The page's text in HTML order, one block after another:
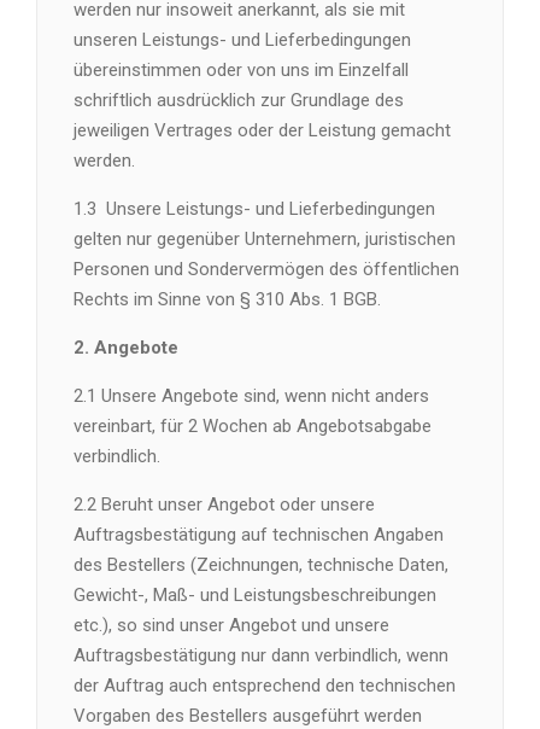
werden nur insoweit anerkannt, als sie mit
unseren Leistungs- und Lieferbedingungen
übereinstimmen oder von uns im Einzelfall
schriftlich ausdrücklich zur Grundlage des
jeweiligen Vertrages oder der Leistung gemacht
werden.
1.3 Unsere Leistungs- und Lieferbedingungen
gelten nur gegenüber Unternehmern, juristischen
Personen und Sondervermögen des öffentlichen
Rechts im Sinne von § 310 Abs. 1 BGB.
2. Angebote
2.1 Unsere Angebote sind, wenn nicht anders
vereinbart, für 2 Wochen ab Angebotsabgabe
verbindlich.
2.2 Beruht unser Angebot oder unsere
Auftragsbestätigung auf technischen Angaben
des Bestellers (Zeichnungen, technische Daten,
Gewicht-, Maß- und Leistungsbeschreibungen
etc.), so sind unser Angebot und unsere
Auftragsbestätigung nur dann verbindlich, wenn
der Auftrag auch entsprechend den technischen
Vorgaben des Bestellers ausgeführt werden